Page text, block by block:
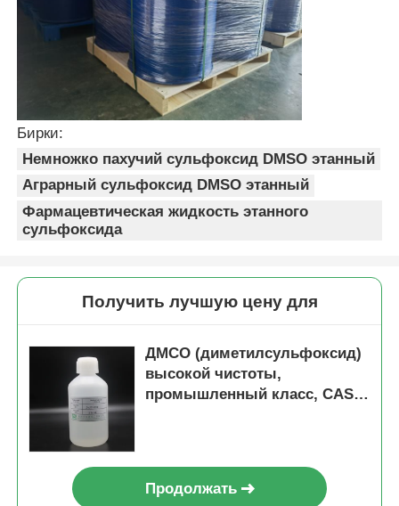
Бирки:
Немножко пахучий сульфоксид DMSO этанный
Аграрный сульфоксид DMSO этанный
Фармацевтическая жидкость этанного
сульфоксида
Получить лучшую цену для
ДМСО (диметилсульфоксид)
высокой чистоты,
промышленный класс, CAS:
Продолжать